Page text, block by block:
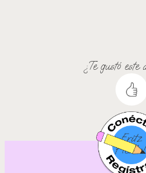
¿Te gustó este